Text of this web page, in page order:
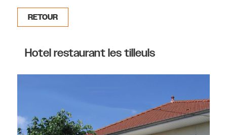
RETOUR
Hotel restaurant les tilleuls